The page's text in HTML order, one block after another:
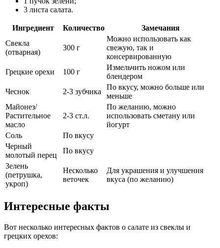
3 листа салата.
Ингредиент Количество
Замечания
Свекла
(отварная)
300 г
Можно использовать как
свежую, так и
консервированную
Грецкие орехи
100 г
Измельчить ножом или
блендером
Чеснок
2-3 зубчика
По вкусу, можно больше или
меньше
Майонез/
Растительное
масло
2-3 ст.л.
По желанию, можно
использовать сметану или
йогурт
Соль
По вкусу
Черный
молотый перец
По вкусу
Зелень
(петрушка,
укроп)
Несколько
веточек
Для украшения и улучшения
вкуса (по желанию)
Интересные факты
Вот несколько интересных фактов о салате из свеклы и
грецких орехов: